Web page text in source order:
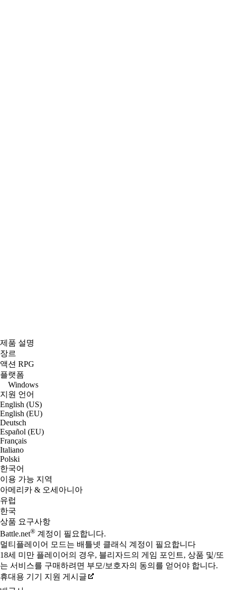
제품 설명
장르
액션 RPG
플랫폼
Windows
지원 언어
English (US)
English (EU)
Deutsch
Español (EU)
Français
Italiano
Polski
한국어
이용 가능 지역
아메리카 & 오세아니아
유럽
한국
상품 요구사항
Battle.net® 계정이 필요합니다.
멀티플레이어 모드는 배틀넷 클래식 계정이 필요합니다
18세 미만 플레이어의 경우, 블리자드의 게임 포인트, 상품 및/또
는 서비스를 구매하려면 부모/보호자의 동의를 얻어야 합니다.
휴대용 기기 지원 게시글